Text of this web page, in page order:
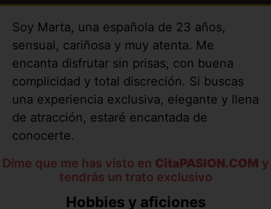
Soy Marta, una española de 23 años,
sensual, cariñosa y muy atenta. Me
encanta disfrutar sin prisas, con buena
complicidad y total discreción. Si buscas
una experiencia exclusiva, elegante y llena
de atracción, estaré encantada de
conocerte.
Dime que me has visto en CitaPASION.COM y
tendrás un trato exclusivo
Hobbies y aficiones